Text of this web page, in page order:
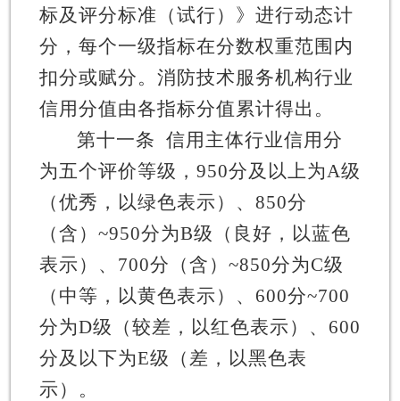
标及评分标准（试行）》进行动态计
分，每个一级指标在分数权重范围内
扣分或赋分。消防技术服务机构行业
信用分值由各指标分值累计得出。
第十一条 信用主体行业信用分
为五个评价等级， 950分及以上为A级
（优秀，以绿色表示 ） 、 850分
（含 ） ~950分为B级 （ 良好，以蓝色
表示 ） 、 700分 （含 ） ~850分为C级
（ 中等，以黄色表示 ） 、 600分~700
分为D级 （较差，以红色表示 ） 、 600
分及以下为E级 （ 差，以黑色表
示 ） 。